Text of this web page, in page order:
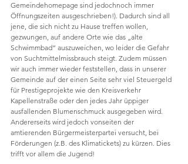
Gemeindehomepage sind jedochnoch immer
Öffnungszeiten ausgeschrieben!). Dadurch sind all
jene, die sich nicht zu Hause treffen wollen,
gezwungen, auf andere Orte wie das „alte
Schwimmbad“ auszuweichen, wo leider die Gefahr
von Suchtmittelmissbrauch steigt. Zudem müssen
wir auch immer wieder feststellen, dass in unserer
Gemeinde auf der einen Seite sehr viel Steuergeld
für Prestigeprojekte wie den Kreisverkehr
Kapellenstraße oder den jedes Jahr üppiger
ausfallenden Blumenschmuck ausgegeben wird.
Andererseits wird jedoch vonseiten der
amtierenden Bürgermeisterpartei versucht, bei
Förderungen (z.B. des Klimatickets) zu kürzen. Dies
trifft vor allem die Jugend!